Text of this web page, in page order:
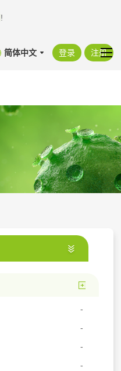
!
简体中文 登录 注册